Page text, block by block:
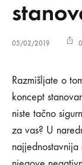
05/02/2019
8
strana
Razmišljate o
koncept
niste tačno
za vas? U